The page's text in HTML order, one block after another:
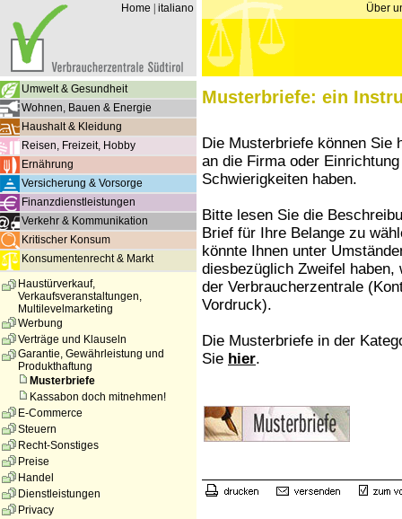
Home italiano
Umwelt & Gesundheit
Wohnen, Bauen & Energie
Haushalt & Kleidung
Reisen, Freizeit, Hobby
Ernährung
Versicherung & Vorsorge
Finanzdienstleistungen
Verkehr & Kommunikation
Kritischer Konsum
Konsumentenrecht & Markt
Haustürverkauf,
Verkaufsveranstaltungen,
Multilevelmarketing
Werbung
Verträge und Klauseln
Garantie, Gewährleistung und
Produkthaftung
Musterbriefe
Kassabon doch mitnehmen!
E-Commerce
Steuern
Recht-Sonstiges
Preise
Handel
Dienstleistungen
Privacy
Über
Musterbriefe: ein
Die Musterbriefe können Sie
an die Firma oder
Schwierigkeiten haben.
Bitte lesen Sie die
Brief für Ihre Belange zu
könnte Ihnen unter
diesbezüglich Zweifel
der Verbraucherzentrale
Vordruck).
Die Musterbriefe in der
Sie hier.